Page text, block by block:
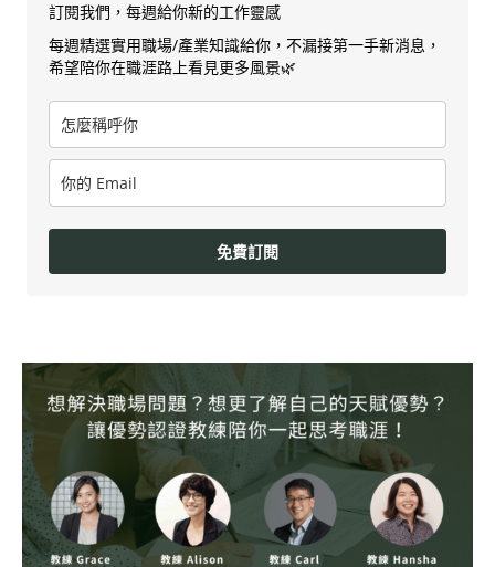
訂閱我們，每週給你新的工作靈感
每週精選實用職場/產業知識給你，不漏接第一手新消息，
希望陪你在職涯路上看見更多風景🌿
免費訂閱